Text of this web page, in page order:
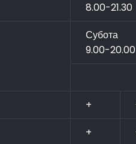
8.00-21.30
Субота
9.00-20.00
+
+